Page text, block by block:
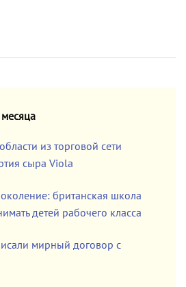
месяца
из торговой сети
сыра Viola
британская школа
детей рабочего класса
мирный договор с